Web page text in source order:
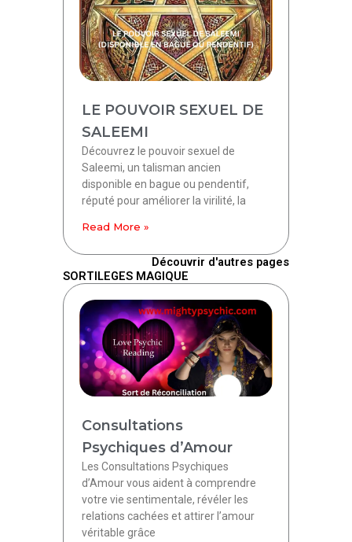
LE POUVOIR SEXUEL DE
SALEEMI
Découvrez le pouvoir sexuel de
Saleemi, un talisman ancien
disponible en bague ou pendentif,
réputé pour améliorer la virilité, la
Read More »
Découvrir d'autres pages
SORTILEGES MAGIQUE
Consultations
Psychiques d’Amour
Les Consultations Psychiques
d’Amour vous aident à comprendre
votre vie sentimentale, révéler les
relations cachées et attirer l’amour
véritable grâce